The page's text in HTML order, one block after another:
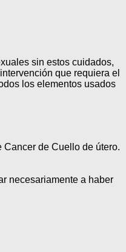
sin estos cuidados,
que requiera el
los elementos usados
de Cuello de útero.
necesariamente a haber